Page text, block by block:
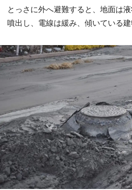
とっさに外へ避難すると、地面は
噴出し、電線は緩み、傾いている建